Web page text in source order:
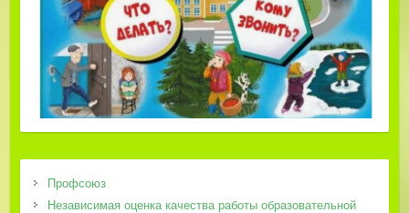
Профсоюз
Независимая оценка качества работы образовательной